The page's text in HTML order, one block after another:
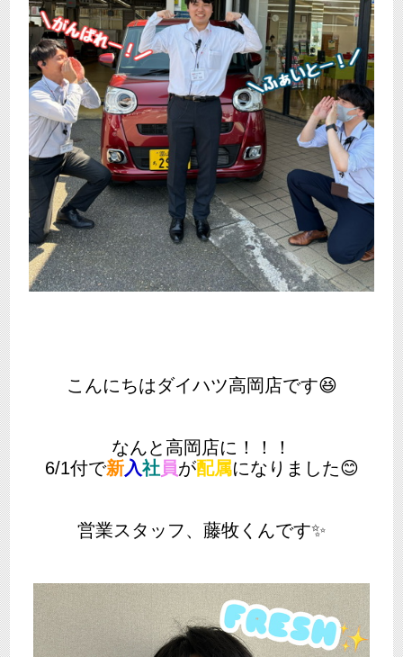
こんにちはダイハツ高岡店です😆
なんと高岡店に！！！
6/1付で新入社員が配属になりました😊
営業スタッフ、藤牧くんです✨